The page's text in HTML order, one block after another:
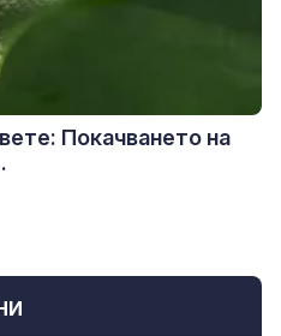
Покачването на